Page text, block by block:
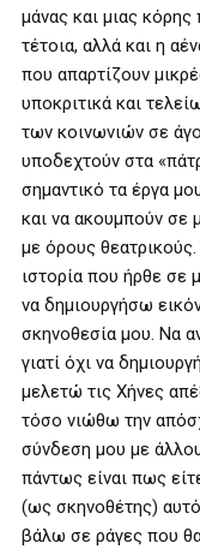
μάνας και μιας
τέτοια, αλλά και η
που απαρτίζουν
υποκριτικά και
των κοινωνιών σε
υποδεχτούν στα
σημαντικό τα έργα
και να ακουμπούν σε
με όρους
ιστορία που ήρθε σε
να δημιουργήσω
σκηνοθεσία μου. Να
γιατί όχι να
μελετώ τις Χήνες
τόσο νιώθω την
σύνδεση μου με
πάντως είναι πως
(ως σκηνοθέτης) αυτό
βάλω σε ράγες που